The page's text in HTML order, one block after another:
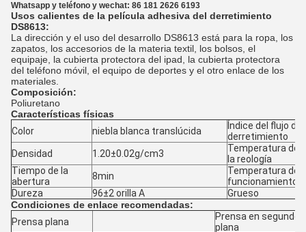
Whatsapp y teléfono y wechat: 86 181 2626 6193
Usos calientes de la película adhesiva del derretimiento
DS8613:
La dirección y el uso del desarrollo DS8613 está para la ropa, los
zapatos, los accesorios de la materia textil, los bolsos, el
equipaje, la cubierta protectora del ipad, la cubierta protectora
del teléfono móvil, el equipo de deportes y el otro enlace de los
materiales.
Composición:
Poliuretano
Características físicas
Color
niebla blanca translúcida
Índice del flujo del
derretimiento
Densidad
1.20±0.02g/cm3
Temperatura de
la reología
Tiempo de la
abertura
8min
Temperatura de
funcionamiento
Dureza
96±2 orilla A
Grueso
Condiciones de enlace recomendadas:
Prensa plana
Prensa en segundo
plana